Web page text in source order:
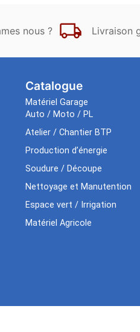
nous ? Livraison
Catalogue
Matériel Garage
Auto / Moto / PL
Atelier / Chantier BTP
Production d’énergie
Soudure / Découpe
Nettoyage et Manutention
Espace vert / Irrigation
Matériel Agricole